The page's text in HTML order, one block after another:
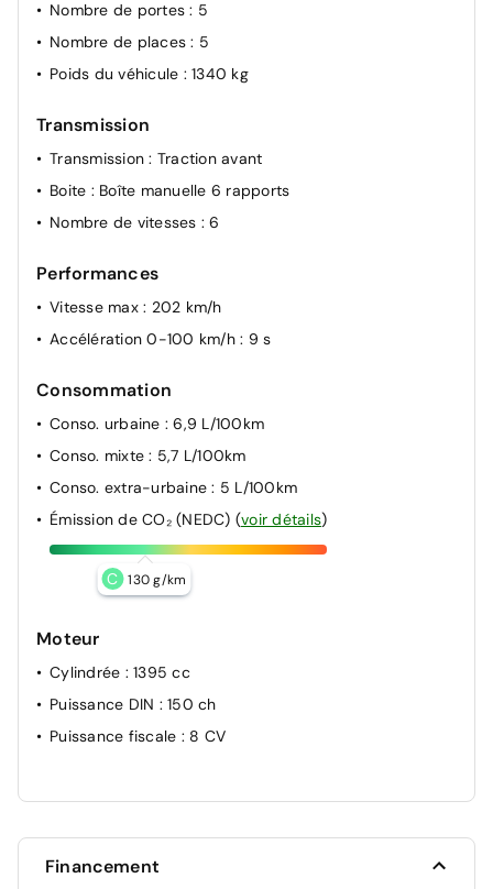
Feux arrière de brouillard
Projecteurs antibrouillard et feux de braquage
Régulateur de distance jusqu'à 160 km/h et système
fonction freinage d'urgence City
Assistant de changement de voie Side Assist
Frein de stationnement électronique y compris
Système de détection des piétons et capot-moteur
actif
Nombre de portes: 5
Nombre de places: 5
Poids du véhicule : 1340 kg
Transmission
Transmission: Traction avant
Boite : Boîte manuelle 6 rapports
Nombre de vitesses : 6
Performances
Vitesse max : 202 km/h
Accélération 0-100 km/h : 9 s
Consommation
Conso. urbaine : 6,9 L/100km
Conso. mixte: 5,7 L/100km
Conso. extra-urbaine: 5 L/100km
Émission de CO₂ (NEDC) (voir détails)
C 130 g/km
Moteur
Cylindrée : 1395 cc
Puissance DIN : 150 ch
Puissance fiscale : 8 CV
Financement